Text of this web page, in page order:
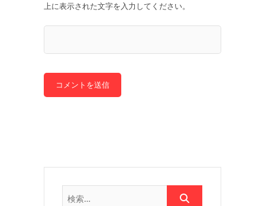
上に表示された文字を入力してください。